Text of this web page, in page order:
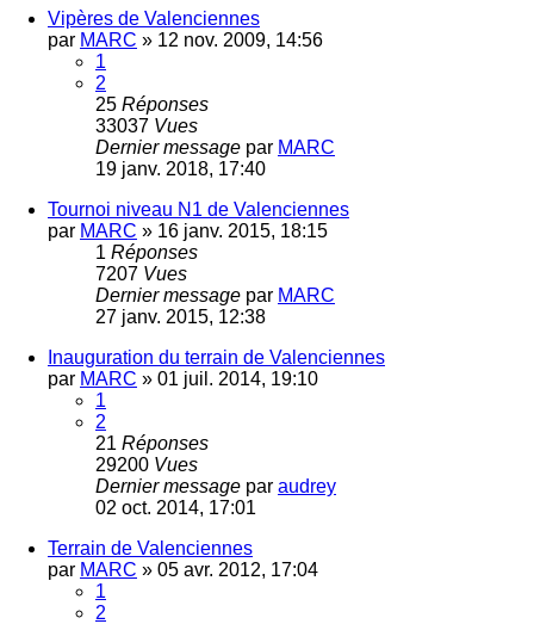
Vipères de Valenciennes
par MARC » 12 nov. 2009, 14:56
1
2
25 Réponses
33037 Vues
Dernier message par MARC
19 janv. 2018, 17:40
Tournoi niveau N1 de Valenciennes
par MARC » 16 janv. 2015, 18:15
1 Réponses
7207 Vues
Dernier message par MARC
27 janv. 2015, 12:38
Inauguration du terrain de Valenciennes
par MARC » 01 juil. 2014, 19:10
1
2
21 Réponses
29200 Vues
Dernier message par audrey
02 oct. 2014, 17:01
Terrain de Valenciennes
par MARC » 05 avr. 2012, 17:04
1
2